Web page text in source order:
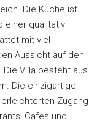
Die Küche ist
einer qualitativ
mit viel
Aussicht auf den
Villa besteht aus
Die einzigartige
Zugang
Cafes und